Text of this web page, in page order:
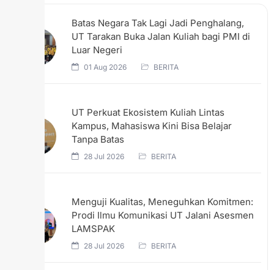
Batas Negara Tak Lagi Jadi Penghalang,
UT Tarakan Buka Jalan Kuliah bagi PMI di
Luar Negeri
01 Aug 2026 BERITA
UT Perkuat Ekosistem Kuliah Lintas
Kampus, Mahasiswa Kini Bisa Belajar
Tanpa Batas
28 Jul 2026 BERITA
Menguji Kualitas, Meneguhkan Komitmen:
Prodi Ilmu Komunikasi UT Jalani Asesmen
LAMSPAK
28 Jul 2026 BERITA